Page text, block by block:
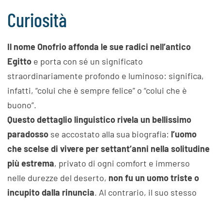
Curiosità
Il nome Onofrio affonda le sue radici nell’antico
Egitto e porta con sé un significato
straordinariamente profondo e luminoso: significa,
infatti, “colui che è sempre felice” o “colui che è
buono”.
Questo dettaglio linguistico rivela un bellissimo
paradosso se accostato alla sua biografia: l’uomo
che scelse di vivere per settant’anni nella solitudine
più estrema, privato di ogni comfort e immerso
nelle durezze del deserto, non fu un uomo triste o
incupito dalla rinuncia. Al contrario, il suo stesso